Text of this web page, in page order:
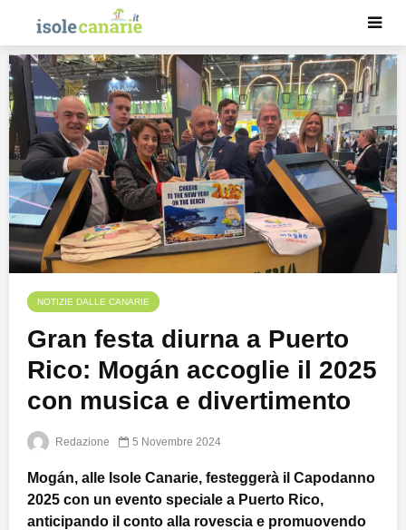
NOTIZIE DALLE CANARIE
Gran festa diurna a Puerto
Rico: Mogán accoglie il 2025
con musica e divertimento
Redazione 5 Novembre 2024
Mogán, alle Isole Canarie, festeggerà il Capodanno
2025 con un evento speciale a Puerto Rico,
anticipando il conto alla rovescia e promuovendo